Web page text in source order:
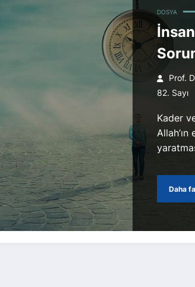
DOSYA
Prof.
82. Sayı
Kader
Daha